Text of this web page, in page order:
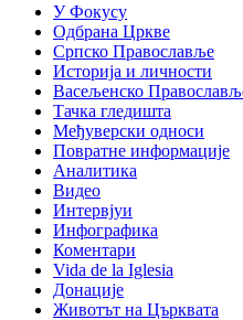
У Фокусу
Одбрана Цркве
Српско Православље
Историја и личности
Васељенско
Тачка гледишта
Међуверски односи
Повратне информације
Аналитика
Видео
Интервјуи
Инфографика
Коментари
Vida de la Iglesia
Донације
Животът на Църквата